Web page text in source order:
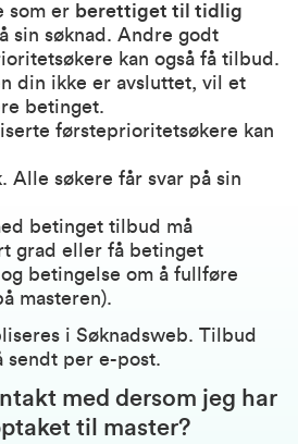
som er berettiget til tidlig
sin søknad. Andre godt
kan også få tilbud.
din ikke er avsluttet, vil et
betinget.
førsteprioritetsøkere kan
Alle søkere får svar på sin
betinget tilbud må
grad eller få betinget
betingelse om å fullføre
masteren).
i Søknadsweb. Tilbud
sendt per e-post.
med dersom jeg har
til master?